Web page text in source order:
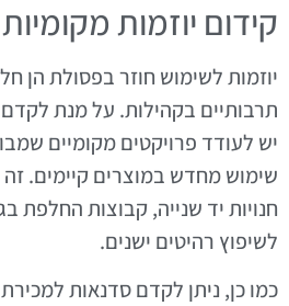
קידום יוזמות
יוזמות לשימוש חוזר בפסולת הן
תרבותיים בקהילות. על מנת
יש לעודד פרויקטים מקומיים
שימוש מחדש במוצרים קיימים. זה
חנויות יד שנייה, קבוצות החלפת
לשיפוץ רהיטים ישנים.
כמו כן, ניתן לקדם סדנאות